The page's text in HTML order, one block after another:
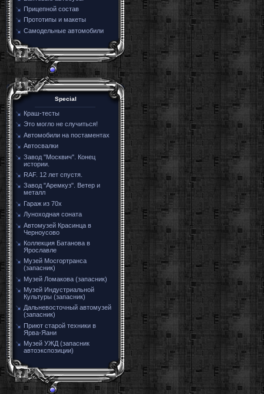
Прицепной состав
Прототипы и макеты
Самодельные автомобили
Special
Краш-тесты
Это могло не случиться!
Автомобили на постаментах
Автосвалки
Завод "Москвич". Конец
истории.
RAF. 12 лет спустя.
Завод "Аремкуз". Ветер и
металл
Гараж из 70х
Луноходная соната
Автомузей Красинца в
Черноусово
Коллекция Батанова в
Ярославле
Музей Мосгортранса
(запасник)
Музей Ломакова (запасник)
Музей Индустриальной
Культуры (запасник)
Дальневосточный автомузей
(запасник)
Приют старой техники в
Ярва-Яани
Музей УЖД (запасник
автоэкспозиции)